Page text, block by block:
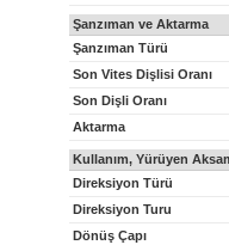
Şanzıman ve Aktarma
Şanzıman Türü
Son Vites Dişlisi Oranı
Son Dişli Oranı
Aktarma
Kullanım, Yürüyen
Direksiyon Türü
Direksiyon Turu
Dönüş Çapı